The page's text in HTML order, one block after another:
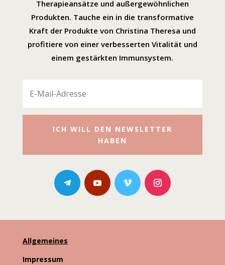
Therapieansätze und außergewöhnlichen
Produkten. Tauche ein in die transformative
Kraft der Produkte von Christina Theresa und
profitiere von einer verbesserten Vitalität und
einem gestärkten Immunsystem.
ICH WILL DEN NEWSLETTER
HABEN
Allgemeines
Impressum